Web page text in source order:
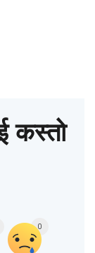
कस्तो
0